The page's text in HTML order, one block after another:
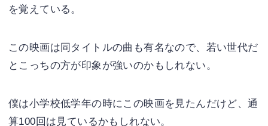
を覚えている。
この映画は同タイトルの曲も有名なので、若い世代だ
とこっちの方が印象が強いのかもしれない。
僕は小学校低学年の時にこの映画を見たんだけど、通
算100回は見ているかもしれない。